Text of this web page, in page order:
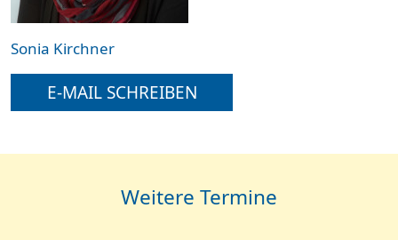
Sonia Kirchner
E-MAIL SCHREIBEN
Weitere Termine